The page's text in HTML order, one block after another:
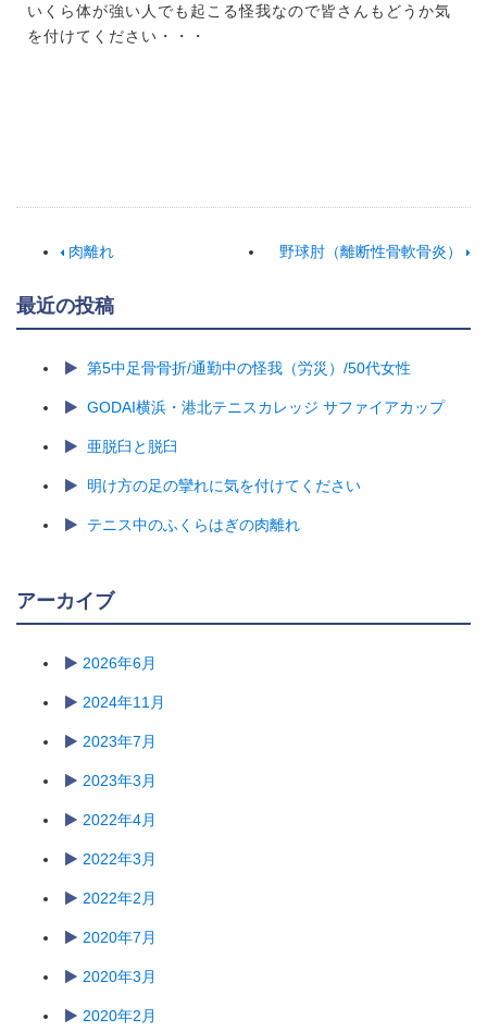
いくら体が強い人でも起こる怪我なので皆さんもどうか気
を付けてください・・・
肉離れ 野球肘（離断性骨軟骨炎）
最近の投稿
第5中足骨骨折/通勤中の怪我（労災）/50代女性
GODAI横浜・港北テニスカレッジ サファイアカップ
亜脱臼と脱臼
明け方の足の攣れに気を付けてください
テニス中のふくらはぎの肉離れ
アーカイブ
2026年6月
2024年11月
2023年7月
2023年3月
2022年4月
2022年3月
2022年2月
2020年7月
2020年3月
2020年2月